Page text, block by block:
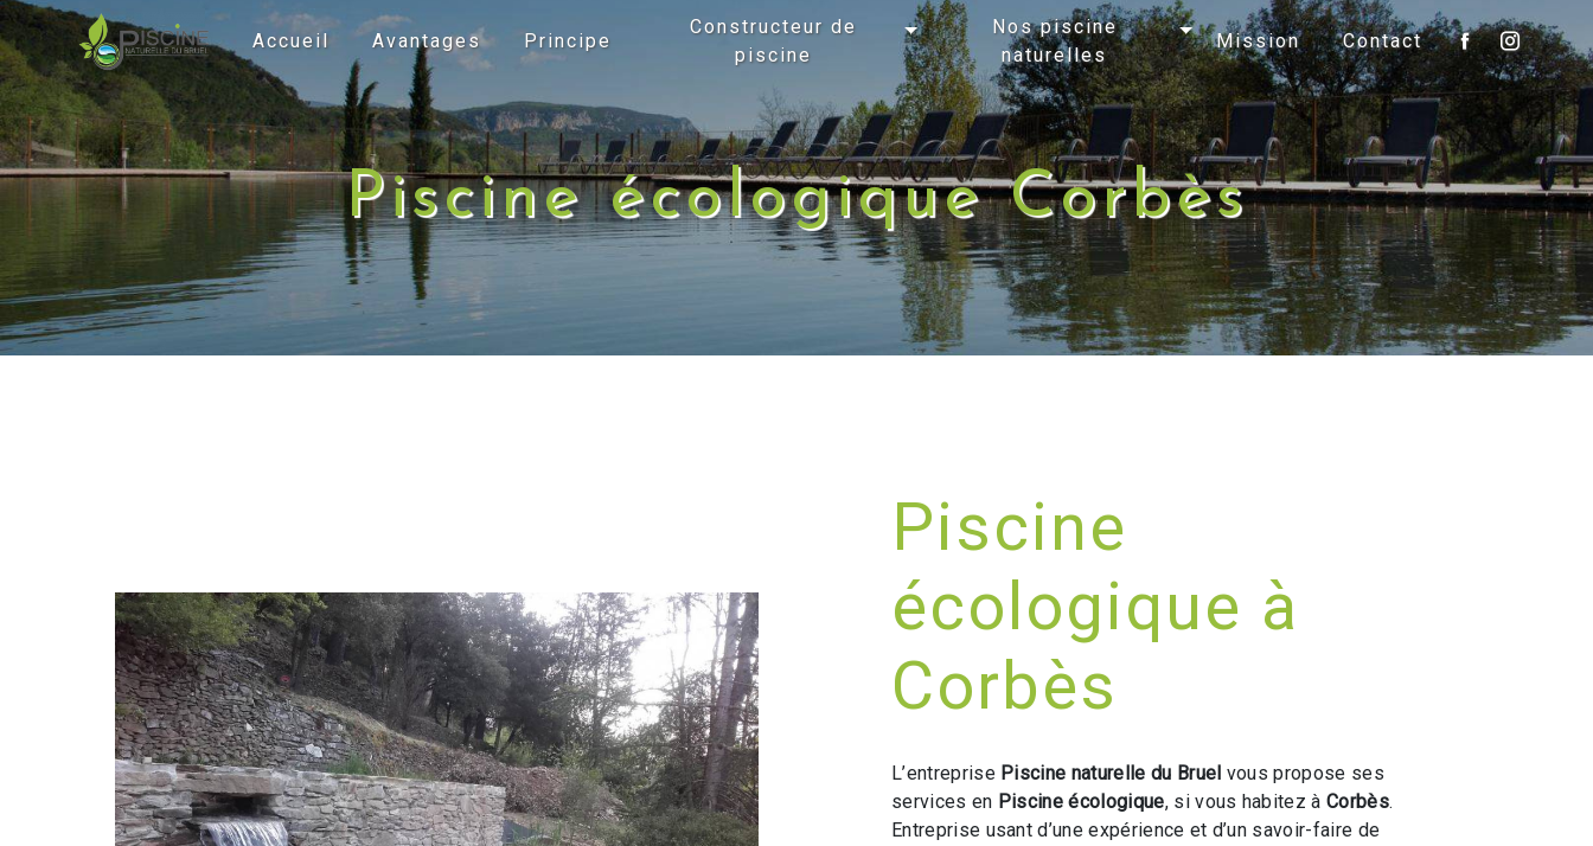
Panneau de gestion des cookies
Accueil Avantages Principe
Constructeur de
piscine
Nos piscine
naturelles
Mission Contact
Piscine écologique Corbès
Piscine
écologique à
Corbès
L’entreprise Piscine naturelle du Bruel vous propose ses
services en Piscine écologique, si vous habitez àCorbès.
Entreprise usant d’une expérience et d’un savoir-faire de